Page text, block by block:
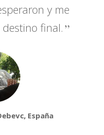
y me
destino final.
España